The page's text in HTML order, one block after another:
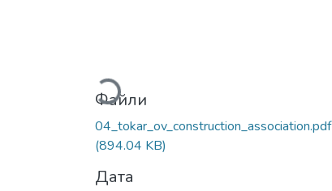
Вантажиться...
Файли
04_tokar_ov_construction_association.pdf
(894.04 KB)
Дата